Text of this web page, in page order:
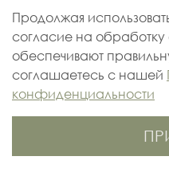
ДОСТАВКА
КОНТАКТЫ
ОПЛАТА
Продолжая
согласие на
обеспечивают
соглашаетесь с нашей
конфиденциальности